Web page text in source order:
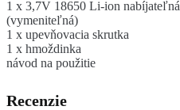
1 x 3,7V 18650 Li-ion
(vymeniteľná)
1 x upevňovacia skrutka
1 x hmoždinka
návod na použitie
Recenzie